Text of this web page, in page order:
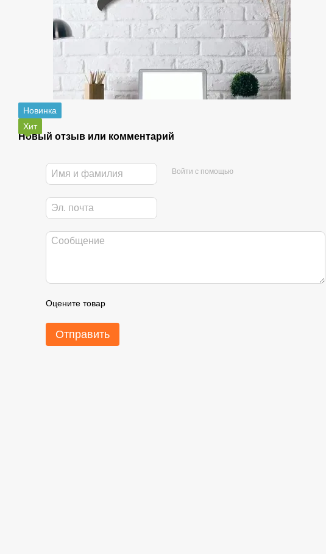
Новинка
Хит
Новый отзыв или комментарий
Войти с помощью
Оцените товар
Отправить